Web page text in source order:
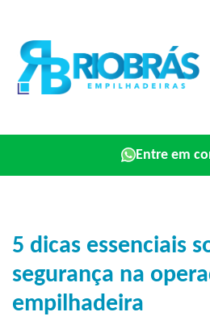
Entre em
5 dicas essenciais
segurança na
empilhadeira